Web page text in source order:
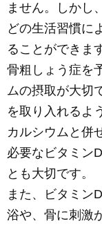
ません。しかし
どの生活習慣に
ることができま
骨粗しょう症を
ムの摂取が大切
を取り入れるよ
カルシウムと併
必要なビタミン
とも大切です。
また、ビタミン
浴や、骨に刺激